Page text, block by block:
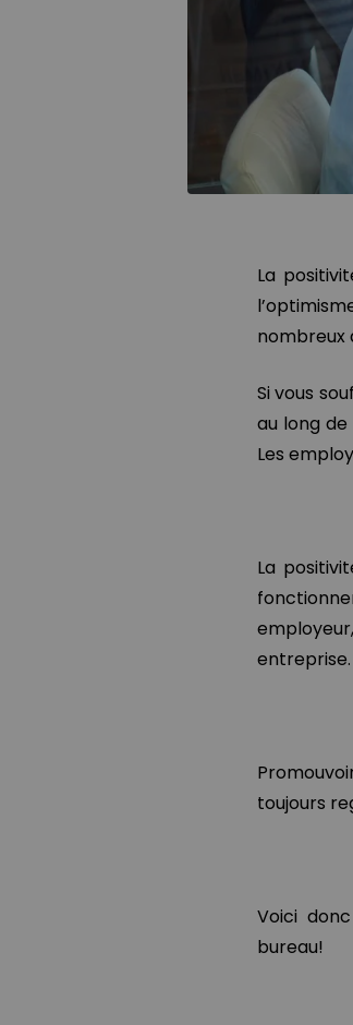
La
nombreux
Si vous
au long
Les
La
entreprise.
toujours
Voici
bureau!